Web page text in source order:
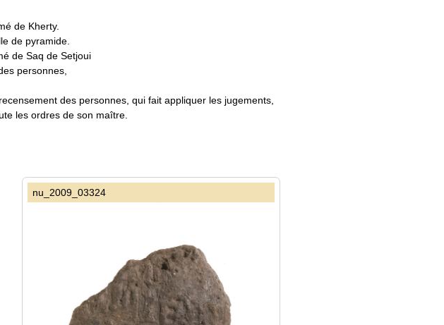
de Kherty.
de pyramide.
de Saq de Setjoui
personnes,
des personnes, qui fait appliquer les jugements,
les ordres de son maître.
nu_2009_03324